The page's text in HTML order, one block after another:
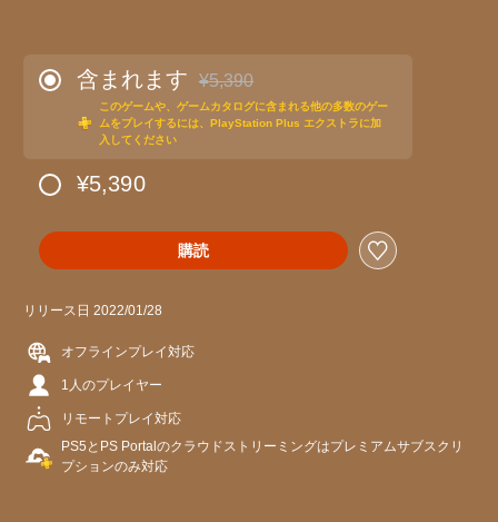
含まれます 通常価格¥5,390より値引き
¥5,390
このゲームや、ゲームカタログに含まれる他の多数のゲー
ムをプレイするには、PlayStation Plus エクストラに加
入してください
¥5,390
購読
リリース日 2022/01/28
オフラインプレイ対応
1人のプレイヤー
リモートプレイ対応
PS5とPS Portalのクラウドストリーミングはプレミアムサブスクリ
プションのみ対応